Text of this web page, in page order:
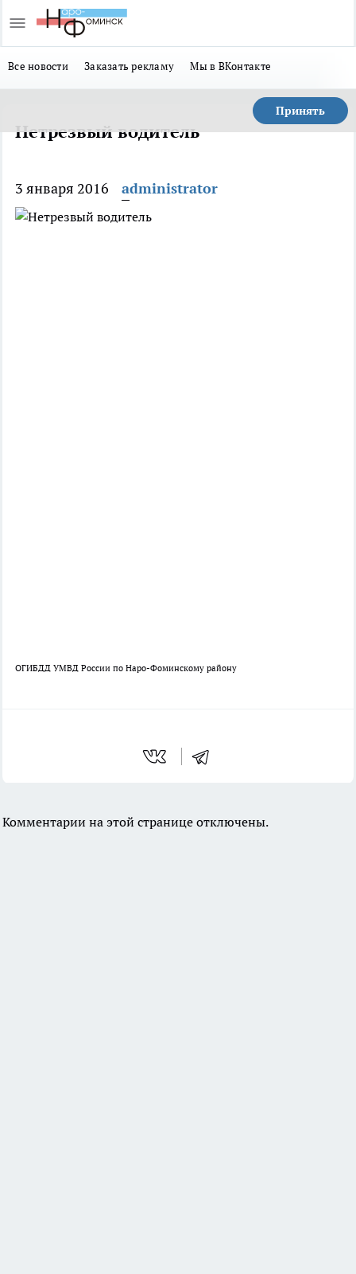
Все новости Заказать рекламу Мы в ВКонтакте
Принять
Нетрезвый водитель
3 января 2016 administrator
ОГИБДД УМВД России по Наро-Фоминскому району
Комментарии на этой странице отключены.